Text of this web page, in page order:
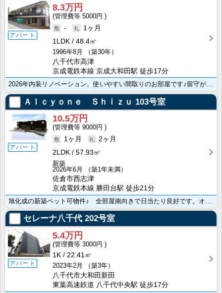
アパート
8.3万円
5000円
-
1ヶ月
1LDK
48.4㎡
1996年8月
（築30年）
八千代市高津
京成電鉄本線 京成大和田駅 徒歩17分
Ａｌｃｙｏｎｅ Ｓｈｉｚｕ 103号室
アパート
10.5万円
9000円
1ヶ月
2ヶ月
2LDK
57.93㎡
新築
2026年6月
（築1年未満）
佐倉市西志津
京成電鉄本線 勝田台駅 徒歩21分
セレーナ八千代 202号室
アパート
5.4万円
3000円
1K
22.41㎡
2023年2月
（築3年）
八千代市大和田新田
東葉高速鉄道 八千代中央駅 徒歩17分